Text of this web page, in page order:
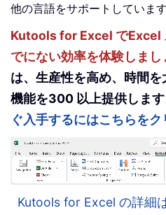
他の言語をサポートしています
Kutools for Excel でExcel
でにない効率を体験しまし
は、生産性を高め、時間
機能を300 以上提供します
ぐ入手するにはこちらをク
Kutools for Excel の詳細